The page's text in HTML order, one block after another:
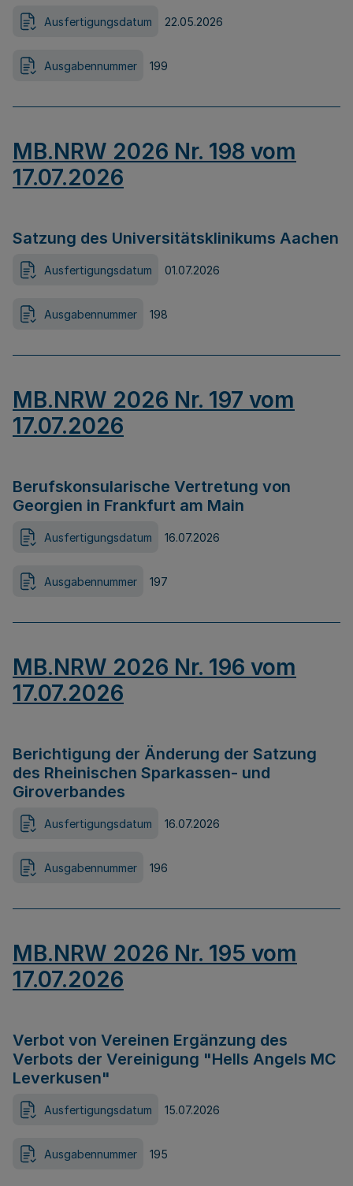
Ausfertigungsdatum 22.05.2026
Ausgabennummer 199
MB.NRW 2026 Nr. 198 vom
17.07.2026
Satzung des Universitätsklinikums Aachen
Ausfertigungsdatum 01.07.2026
Ausgabennummer 198
MB.NRW 2026 Nr. 197 vom
17.07.2026
Berufskonsularische Vertretung von
Georgien in Frankfurt am Main
Ausfertigungsdatum 16.07.2026
Ausgabennummer 197
MB.NRW 2026 Nr. 196 vom
17.07.2026
Berichtigung der Änderung der Satzung
des Rheinischen Sparkassen- und
Giroverbandes
Ausfertigungsdatum 16.07.2026
Ausgabennummer 196
MB.NRW 2026 Nr. 195 vom
17.07.2026
Verbot von Vereinen Ergänzung des
Verbots der Vereinigung "Hells Angels MC
Leverkusen"
Ausfertigungsdatum 15.07.2026
Ausgabennummer 195